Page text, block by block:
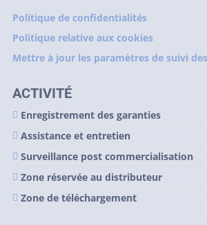
Politique de confidentialités
Politique relative aux cookies
Mettre à jour les paramètres de suivi
ACTIVITÉ
Enregistrement des garanties
Assistance et entretien
Surveillance post commercialisation
Zone réservée au distributeur
Zone de téléchargement